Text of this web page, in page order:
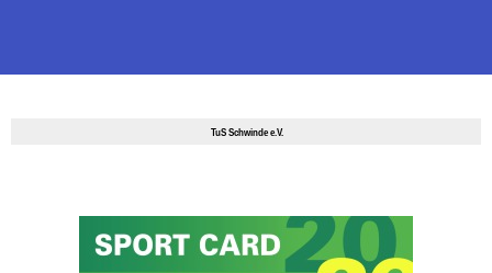
TuS Schwinde e.V.